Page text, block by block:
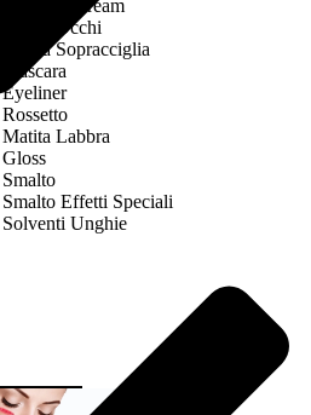
Bb E Cc Cream
Matita Occhi
Matita Sopracciglia
Mascara
Eyeliner
Rossetto
Matita Labbra
Gloss
Smalto
Smalto Effetti Speciali
Solventi Unghie